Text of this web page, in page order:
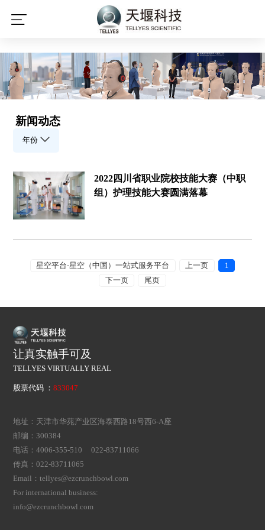
新闻动态
年份
2022四川省职业院校技能大赛（中职
组）护理技能大赛圆满落幕
星空平台-星空（中国）一站式服务平台 上一页
1
下一页
尾页
让真实触手可及
TELLYES VIRTUALLY REAL
股票代码 ：833047
地址：天津市华苑产业区海泰西路18号西6-A座
邮编：300384
电话：4006-355-510 022-83711066
传真：022-83711065
Email：tellyes@ezcrunchbowl.com
For international business:
info@ezcrunchbowl.com